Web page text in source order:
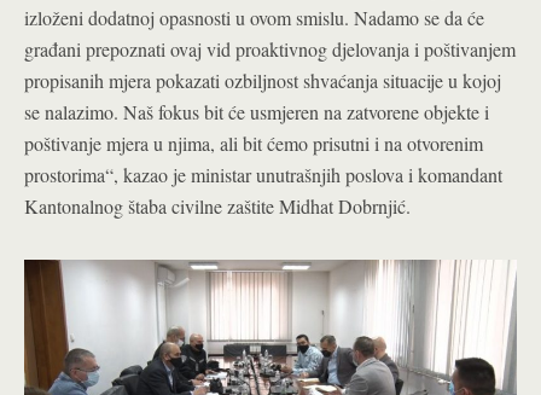
izloženi dodatnoj opasnosti u ovom smislu. Nadamo se da će
građani prepoznati ovaj vid proaktivnog djelovanja i poštivanjem
propisanih mjera pokazati ozbiljnost shvaćanja situacije u kojoj
se nalazimo. Naš fokus bit će usmjeren na zatvorene objekte i
poštivanje mjera u njima, ali bit ćemo prisutni i na otvorenim
prostorima“, kazao je ministar unutrašnjih poslova i komandant
Kantonalnog štaba civilne zaštite Midhat Dobrnjić.